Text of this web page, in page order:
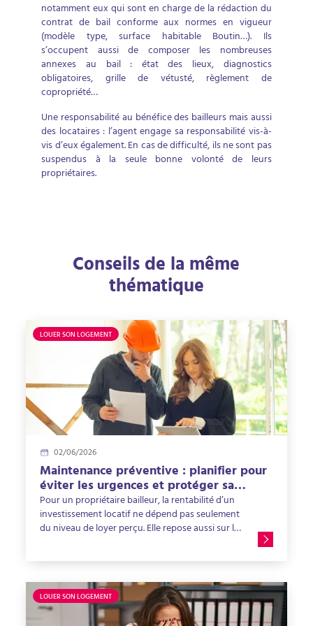
notamment eux qui sont en charge de la rédaction du
contrat de bail conforme aux normes en vigueur
(modèle type, surface habitable Boutin…). Ils
s’occupent aussi de composer les nombreuses
annexes au bail : état des lieux, diagnostics
obligatoires, grille de vétusté, règlement de
copropriété…
Une responsabilité au bénéfice des bailleurs mais aussi
des locataires : l’agent engage sa responsabilité vis-à-
vis d’eux également. En cas de difficulté, ils ne sont pas
suspendus à la seule bonne volonté de leurs
propriétaires.
Conseils de la même
thématique
LOUER SON LOGEMENT
02/06/2026
Maintenance préventive : planifier pour
éviter les urgences et protéger sa
rentabilité locative
Pour un propriétaire bailleur, la rentabilité d’un
investissement locatif ne dépend pas seulement
du niveau de loyer perçu. Elle repose aussi sur la
durée. Un logement bien entretenu attire
et limite les dépenses imprévues. À l’inverse, un
logement mal suivi peut rapidement générer des
pannes, des réparations urgentes ou des
LOUER SON LOGEMENT